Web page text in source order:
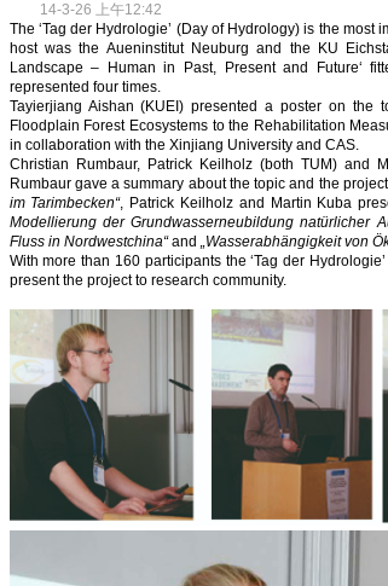
14-3-26 上午12:42
The ‘Tag der Hydrologie’ (Day of Hydrology) is the
host was the Aueninstitut Neuburg and the KU
Landscape – Human in Past, Present and Future‘
represented four times.
Tayierjiang Aishan (KUEI) presented a poster on the
Floodplain Forest Ecosystems to the Rehabilitation
in collaboration with the Xinjiang University and CAS.
Christian Rumbaur, Patrick Keilholz (both TUM) and
Rumbaur gave a summary about the topic and the
im Tarimbecken“, Patrick Keilholz and Martin Kuba
Modellierung der Grundwasserneubildung natürlicher
Fluss in Nordwestchina“and „Wasserabhängigkeit von
With more than 160 participants the ‘Tag der
present the project to research community.